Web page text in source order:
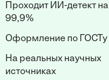
Проходит ИИ-детект на
99,9%
Оформление по ГОСТу
На реальных научных
источниках